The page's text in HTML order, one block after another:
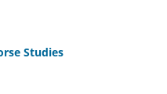
Studies